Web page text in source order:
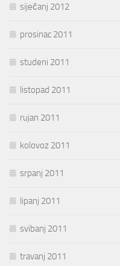
siječanj 2012
prosinac 2011
studeni 2011
listopad 2011
rujan 2011
kolovoz 2011
srpanj 2011
lipanj 2011
svibanj 2011
travanj 2011